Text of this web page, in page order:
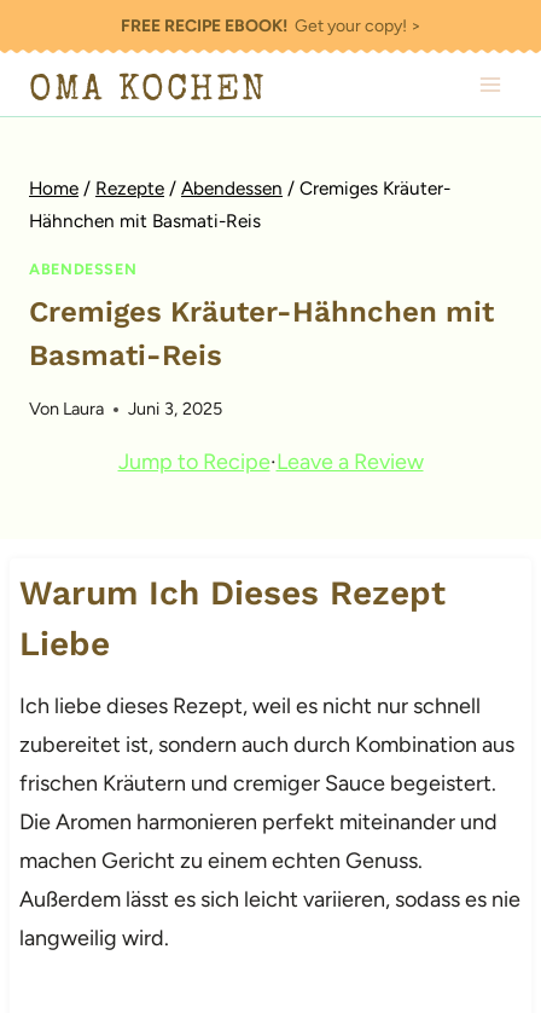
Inhalt
springen
FREE RECIPE EBOOK!Get your copy! >
OMA KOCHEN
Home / Rezepte / Abendessen / Cremiges Kräuter-
Hähnchen mit Basmati-Reis
ABENDESSEN
Cremiges Kräuter-Hähnchen mit
Basmati-Reis
Von Laura Juni 3, 2025
Jump to Recipe·Leave a Review
Warum Ich Dieses Rezept
Liebe
Ich liebe dieses Rezept, weil es nicht nur schnell
zubereitet ist, sondern auch durch Kombination aus
frischen Kräutern und cremiger Sauce begeistert.
Die Aromen harmonieren perfekt miteinander und
machen Gericht zu einem echten Genuss.
Außerdem lässt es sich leicht variieren, sodass es nie
langweilig wird.